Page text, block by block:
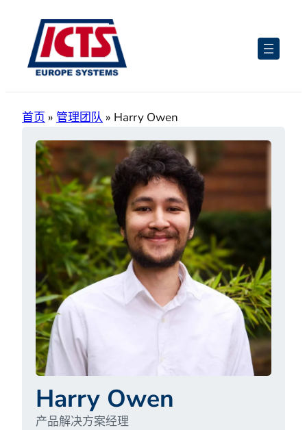
首页 » 管理团队 » Harry Owen
Harry Owen
产品解决方案经理